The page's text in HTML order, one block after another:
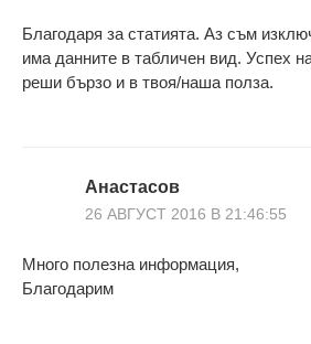
Благодаря за статията. Аз съм
има данните в табличен вид. Успех
реши бързо и в твоя/наша полза.
Анастасов
26 АВГУСТ 2016 В 21:46:55
Много полезна информация,
Благодарим